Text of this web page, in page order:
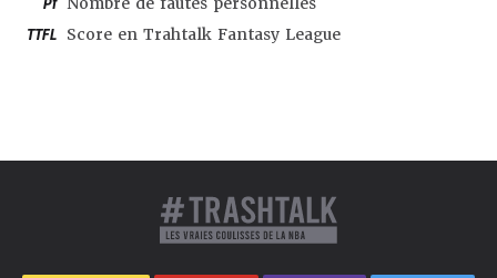
TTFL Score en Trahtalk Fantasy League